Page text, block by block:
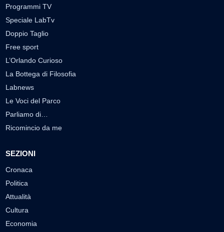
Programmi TV
Speciale LabTv
Doppio Taglio
Free sport
L’Orlando Curioso
La Bottega di Filosofia
Labnews
Le Voci del Parco
Parliamo di…
Ricomincio da me
SEZIONI
Cronaca
Politica
Attualità
Cultura
Economia